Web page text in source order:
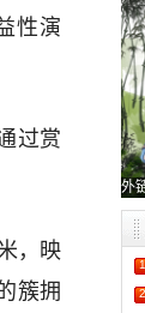
性演
过赏
，映
簇拥
外
1
2